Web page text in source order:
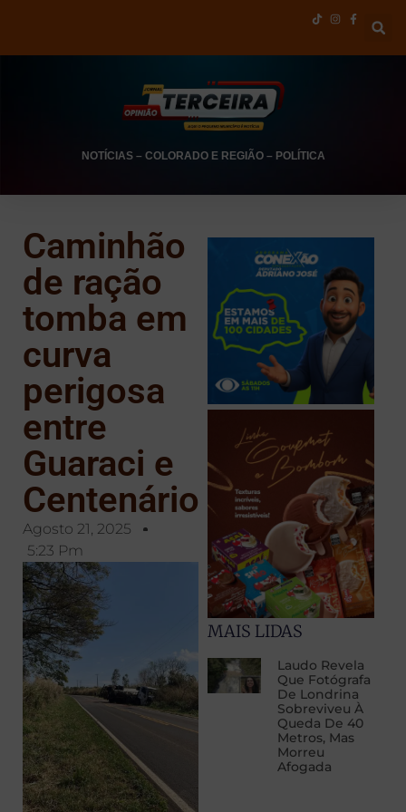
NOTÍCIAS– COLORADO E REGIÃO– POLÍTICA
Caminhão
de ração
tomba em
curva
perigosa
entre
Guaraci e
Centenário
Agosto 21, 2025
5:23 Pm
MAIS LIDAS
Laudo Revela
Que Fotógrafa
De Londrina
Sobreviveu À
Queda De 40
Metros, Mas
Morreu
Afogada